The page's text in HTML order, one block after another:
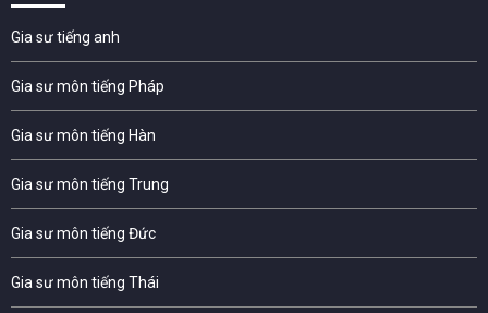
Gia sư tiếng anh
Gia sư môn tiếng Pháp
Gia sư môn tiếng Hàn
Gia sư môn tiếng Trung
Gia sư môn tiếng Đức
Gia sư môn tiếng Thái